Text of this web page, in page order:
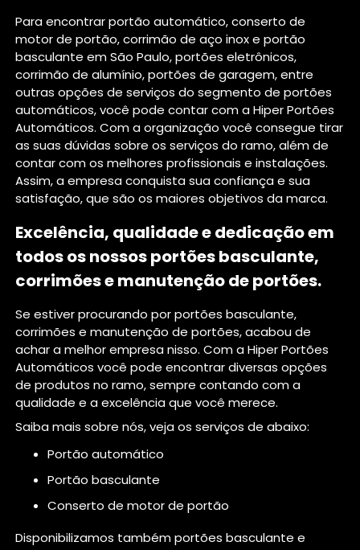
Para encontrar portão automático, conserto de
motor de portão, corrimão de aço inox e portão
basculante em São Paulo, portões eletrônicos,
corrimão de alumínio, portões de garagem, entre
outras opções de serviços do segmento de portões
automáticos, você pode contar com a Hiper Portões
Automáticos. Com a organização você consegue tirar
as suas dúvidas sobre os serviços do ramo, além de
contar com os melhores profissionais e instalações.
Assim, a empresa conquista sua confiança e sua
satisfação, que são os maiores objetivos da marca.
Excelência, qualidade e dedicação em
todos os nossos portões basculante,
corrimões e manutenção de portões.
Se estiver procurando por portões basculante,
corrimões e manutenção de portões, acabou de
achar a melhor empresa nisso. Com a Hiper Portões
Automáticos você pode encontrar diversas opções
de produtos no ramo, sempre contando com a
qualidade e a excelência que você merece.
Saiba mais sobre nós, veja os serviços de abaixo:
portão automático
portão basculante
conserto de motor de portão
Disponibilizamos também portões basculante e